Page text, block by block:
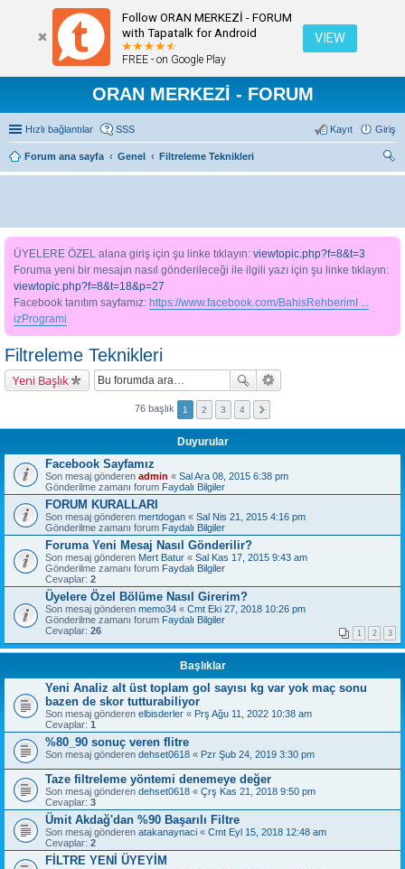
Follow ORAN MERKEZİ - FORUM
with Tapatalk for Android
FREE - on Google Play
VIEW
ORAN MERKEZİ - FORUM
Hızlı bağlantılar SSS Giriş
Kayıt
Forum ana sayfa Genel
Filtreleme Teknikleri
ra
ÜYELERE ÖZEL alana giriş için şu linke tıklayın: viewtopic.php?f=8&t=3
Foruma yeni bir mesajın nasıl gönderileceği ile ilgili yazı için şu linke tıklayın:
viewtopic.php?f=8&t=18&p=27
Facebook tanıtım sayfamız: https://www.facebook.com/BahisRehberimI ...
izProgrami
Filtreleme Teknikleri
Yeni Başlık
76 başlık 1 2 3 4
Duyurular
Facebook Sayfamız
Son mesaj gönderen admin « Sal Ara 08, 2015 6:38 pm
Gönderilme zamanı forum Faydalı Bilgiler
FORUM KURALLARI
Son mesaj gönderen mertdogan « Sal Nis 21, 2015 4:16 pm
Gönderilme zamanı forum Faydalı Bilgiler
Foruma Yeni Mesaj Nasıl Gönderilir?
Son mesaj gönderen Mert Batur « Sal Kas 17, 2015 9:43 am
Gönderilme zamanı forum Faydalı Bilgiler
Cevaplar: 2
Üyelere Özel Bölüme Nasıl Girerim?
Son mesaj gönderen memo34 « Cmt Eki 27, 2018 10:26 pm
Gönderilme zamanı forum Faydalı Bilgiler
Cevaplar: 26 1 2 3
Başlıklar
Yeni Analiz alt üst toplam gol sayısı kg var yok maç sonu
bazen de skor tutturabiliyor
Son mesaj gönderen elbisderler « Prş Ağu 11, 2022 10:38 am
Cevaplar: 1
%80_90 sonuç veren flitre
Son mesaj gönderen dehset0618 « Pzr Şub 24, 2019 3:30 pm
Taze filtreleme yöntemi denemeye değer
Son mesaj gönderen dehset0618 « Çrş Kas 21, 2018 9:50 pm
Cevaplar: 3
Ümit Akdağ'dan %90 Başarılı Filtre
Son mesaj gönderen atakanaynaci « Cmt Eyl 15, 2018 12:48 am
Cevaplar: 2
FİLTRE YENİ ÜYEYİM